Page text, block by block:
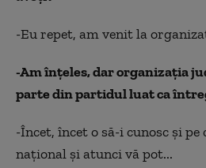
-Eu repet, am venit la
-Am înţeles, dar organizaţia
parte din partidul luat ca
-Încet, încet o să-i cunosc şi
naţional şi atunci vă pot...